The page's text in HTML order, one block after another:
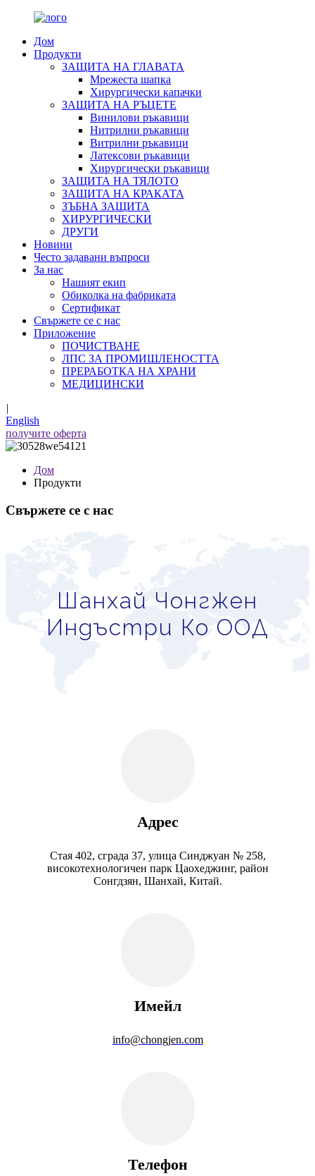
Дом
Продукти
ЗАЩИТА НА ГЛАВАТА
Мрежеста шапка
Хирургически капачки
ЗАЩИТА НА РЪЦЕТЕ
Винилови ръкавици
Нитрилни ръкавици
Витрилни ръкавици
Латексови ръкавици
Хирургически ръкавици
ЗАЩИТА НА ТЯЛОТО
ЗАЩИТА НА КРАКАТА
ЗЪБНА ЗАЩИТА
ХИРУРГИЧЕСКИ
ДРУГИ
Новини
Често задавани въпроси
За нас
Нашият екип
Обиколка на фабриката
Сертификат
Свържете се с нас
Приложение
ПОЧИСТВАНЕ
ЛПС ЗА ПРОМИШЛЕНОСТТА
ПРЕРАБОТКА НА ХРАНИ
МЕДИЦИНСКИ
|
English
получите оферта
Дом
Продукти
Свържете се с нас
Шанхай Чонгжен
Индъстри Ко ООД
Адрес
Стая 402, сграда 37, улица Синджуан № 258,
високотехнологичен парк Цаохеджинг, район
Сонгдзян, Шанхай, Китай.
Имейл
info@chongjen.com
Телефон